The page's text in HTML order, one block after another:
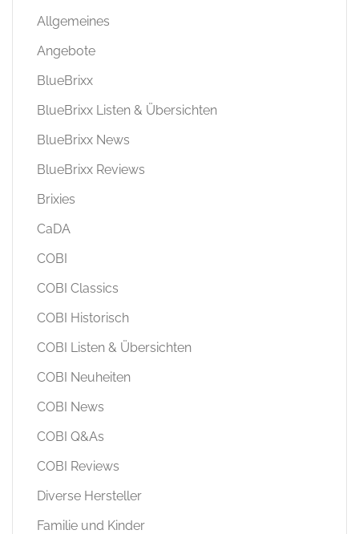
Allgemeines
Angebote
BlueBrixx
BlueBrixx Listen & Übersichten
BlueBrixx News
BlueBrixx Reviews
Brixies
CaDA
COBI
COBI Classics
COBI Historisch
COBI Listen & Übersichten
COBI Neuheiten
COBI News
COBI Q&As
COBI Reviews
Diverse Hersteller
Familie und Kinder